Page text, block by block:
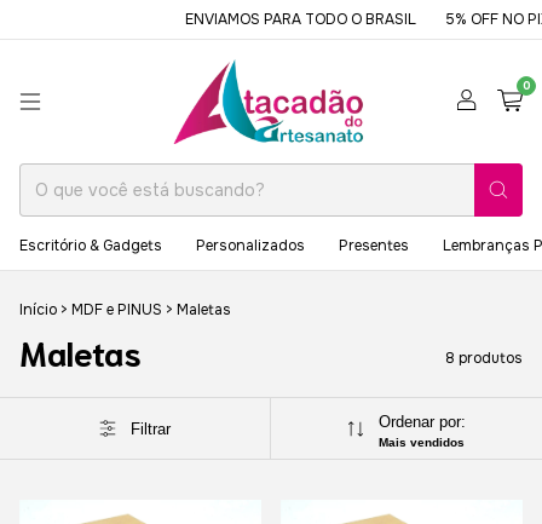
ENVIAMOS PARA TODO O BRASIL 5% OFF NO
0
Escritório & Gadgets Personalizados Presentes Lembranças
Início > MDF e PINUS > Maletas
Maletas 8 produtos
Filtrar Ordenar por:
Mais vendidos